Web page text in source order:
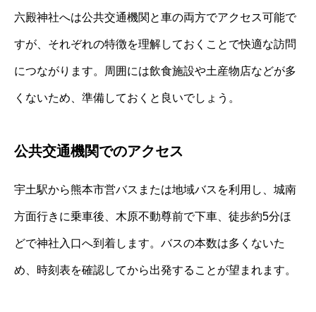
六殿神社へは公共交通機関と車の両方でアクセス可能で
すが、それぞれの特徴を理解しておくことで快適な訪問
につながります。周囲には飲食施設や土産物店などが多
くないため、準備しておくと良いでしょう。
公共交通機関でのアクセス
宇土駅から熊本市営バスまたは地域バスを利用し、城南
方面行きに乗車後、木原不動尊前で下車、徒歩約5分ほ
どで神社入口へ到着します。バスの本数は多くないた
め、時刻表を確認してから出発することが望まれます。